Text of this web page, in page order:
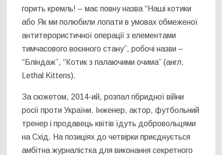
горить кремль! – має повну назва “Наші котики
або Як ми полюбили лопати в умовах обмеженої
антитерористичної операції з елементами
тимчасового воєнного стану”, робочі назви –
“Бліндаж”, “Котик з палаючими очима” (англ.
Lethal Kittens).
За сюжетом, 2014-ий, розпал гібридної війни
росії проти України. Інженер, актор, футбольний
тренер і продавець квітів їдуть добровольцями
на Схід. На позиціях до четвірки приєднується
амбітна журналістка для виконання секретного